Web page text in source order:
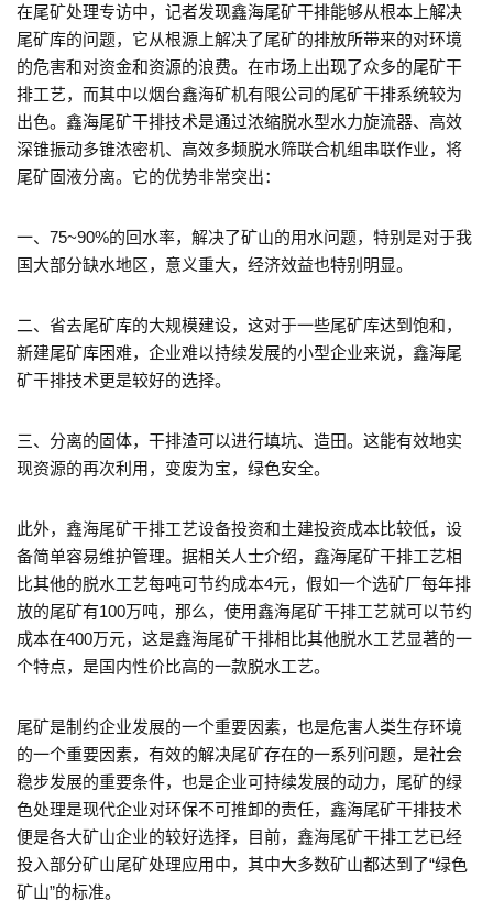
在尾矿处理专访中，记者发现鑫海尾矿干排能够从根本上解决
尾矿库的问题，它从根源上解决了尾矿的排放所带来的对环境
的危害和对资金和资源的浪费。在市场上出现了众多的尾矿干
排工艺，而其中以烟台鑫海矿机有限公司的尾矿干排系统较为
出色。鑫海尾矿干排技术是通过浓缩脱水型水力旋流器、高效
深锥振动多锥浓密机、高效多频脱水筛联合机组串联作业，将
尾矿固液分离。它的优势非常突出：
一、75~90%的回水率，解决了矿山的用水问题，特别是对于我
国大部分缺水地区，意义重大，经济效益也特别明显。
二、省去尾矿库的大规模建设，这对于一些尾矿库达到饱和，
新建尾矿库困难，企业难以持续发展的小型企业来说，鑫海尾
矿干排技术更是较好的选择。
三、分离的固体，干排渣可以进行填坑、造田。这能有效地实
现资源的再次利用，变废为宝，绿色安全。
此外，鑫海尾矿干排工艺设备投资和土建投资成本比较低，设
备简单容易维护管理。据相关人士介绍，鑫海尾矿干排工艺相
比其他的脱水工艺每吨可节约成本4元，假如一个选矿厂每年排
放的尾矿有100万吨，那么，使用鑫海尾矿干排工艺就可以节约
成本在400万元，这是鑫海尾矿干排相比其他脱水工艺显著的一
个特点，是国内性价比高的一款脱水工艺。
尾矿是制约企业发展的一个重要因素，也是危害人类生存环境
的一个重要因素，有效的解决尾矿存在的一系列问题，是社会
稳步发展的重要条件，也是企业可持续发展的动力，尾矿的绿
色处理是现代企业对环保不可推卸的责任，鑫海尾矿干排技术
便是各大矿山企业的较好选择，目前，鑫海尾矿干排工艺已经
投入部分矿山尾矿处理应用中，其中大多数矿山都达到了“绿色
矿山”的标准。